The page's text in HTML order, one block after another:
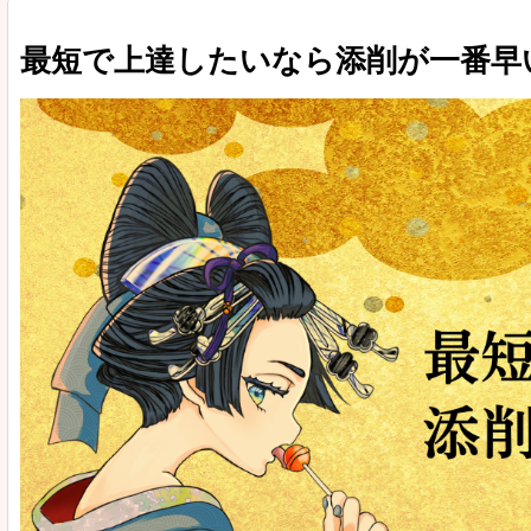
最短で上達したいなら添削が一番早